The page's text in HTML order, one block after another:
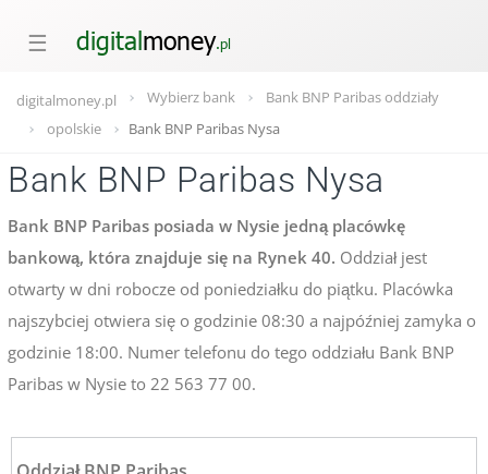
☰
digitalmoney.pl Wybierz bank
Bank BNP Paribas oddziały
opolskie
Bank BNP Paribas Nysa
Bank BNP Paribas Nysa
Bank BNP Paribas posiada w Nysie jedną placówkę
bankową, która znajduje się na Rynek 40. Oddział jest
otwarty w dni robocze od poniedziałku do piątku. Placówka
najszybciej otwiera się o godzinie 08:30 a najpóźniej zamyka o
godzinie 18:00. Numer telefonu do tego oddziału Bank BNP
Paribas w Nysie to 22 563 77 00.